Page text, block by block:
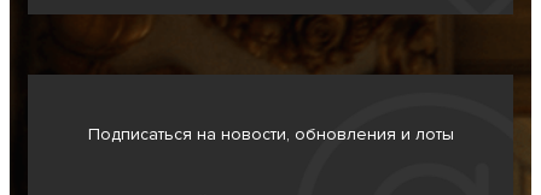
Подписаться на новости, обновления и лоты